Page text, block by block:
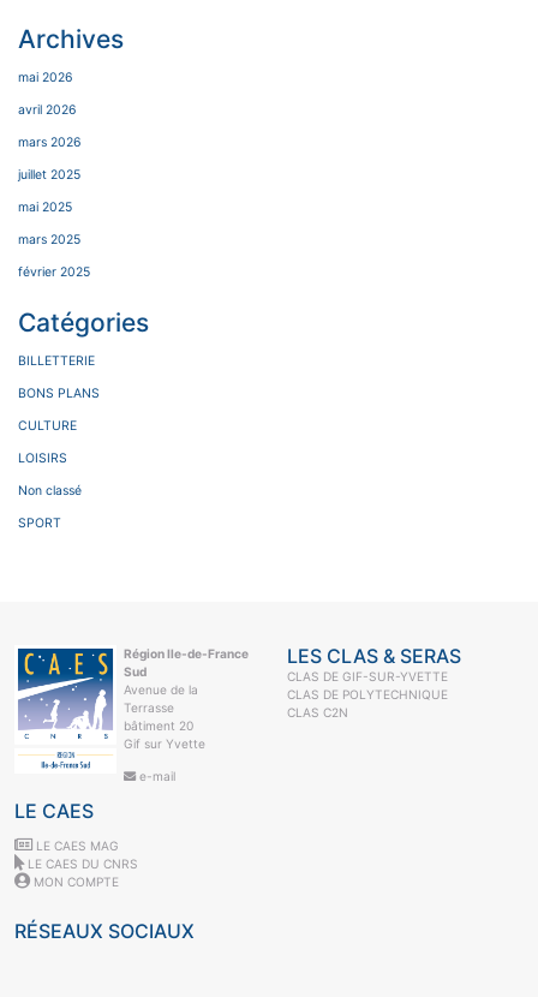
Archives
mai 2026
avril 2026
mars 2026
juillet 2025
mai 2025
mars 2025
février 2025
Catégories
BILLETTERIE
BONS PLANS
CULTURE
LOISIRS
Non classé
SPORT
Région Ile-de-France
Sud
Avenue de la
Terrasse
bâtiment 20
Gif sur Yvette
e-mail
LES CLAS & SERAS
CLAS DE GIF-SUR-YVETTE
CLAS DE POLYTECHNIQUE
CLAS C2N
LE CAES
LE CAES MAG
LE CAES DU CNRS
MON COMPTE
RÉSEAUX SOCIAUX